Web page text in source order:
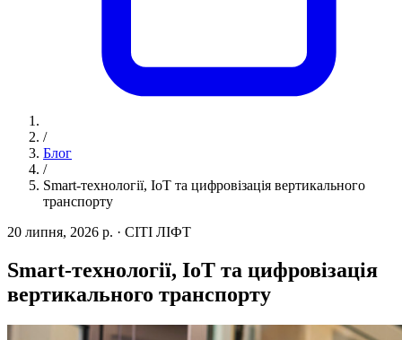
/
Блог
/
Smart-технології, IoT та цифровізація вертикального
транспорту
20 липня, 2026 р. · СІТІ ЛІФТ
Smart-технології, IoT та цифровізація
вертикального транспорту